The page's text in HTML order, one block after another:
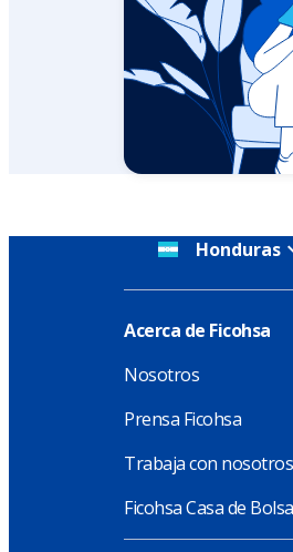
Honduras
Acerca de Ficohsa
Nosotros
Prensa Ficohsa
Trabaja con nosotros
Ficohsa Casa de Bolsa